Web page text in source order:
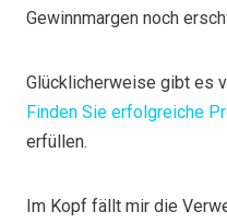
Gewinnmargen noch
Glücklicherweise gibt es
Finden Sie erfolgreiche
erfüllen.
Im Kopf fällt mir die